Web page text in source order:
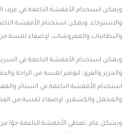
ويمكن استخدام الأقمشة الناعمة في غرف
والاسترخاء. ويمكن استخدام الأقمشة
والبطانيات والمفروشات، لإضفاء لمسة من
ويمكن استخدام الأقمشة الناعمة في
والحرير والفرو، لتوفير لمسة من الراحة
استخدام الأقمشة الناعمة في الستائر
والمخمل والكشمير، لإضفاء لمسة من
وبشكل عام، تعطي الأقمشة الناعمة جوًا من